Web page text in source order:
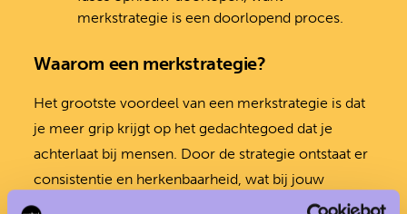
merkstrategie is een doorlopend proces.
Waarom een merkstrategie?
Het grootste voordeel van een merkstrategie is dat
je meer grip krijgt op het gedachtegoed dat je
achterlaat bij mensen. Door de strategie ontstaat er
consistentie en herkenbaarheid, wat bij jouw
doelgroep resulteert in vertrouwen en loyaliteit.